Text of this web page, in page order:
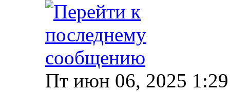
Пт июн 06, 2025